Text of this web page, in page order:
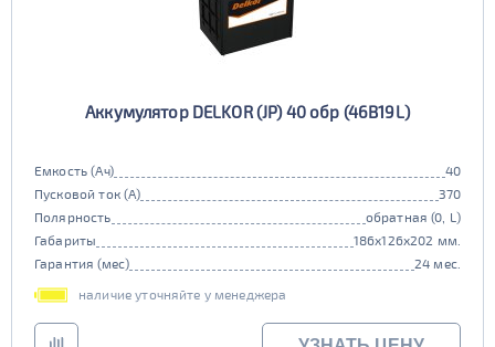
Аккумулятор DELKOR (JP) 40 обр (46B19L)
Емкость (Ач)
40
Пусковой ток (А)
370
Полярность
обратная (0, L)
Габариты
186x126x202 мм.
Гарантия (мес)
24 мес.
наличие уточняйте у менеджера